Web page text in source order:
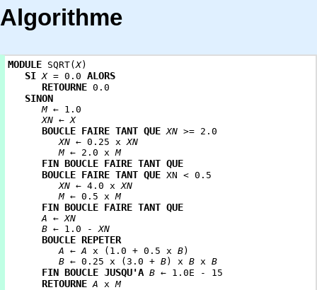
Algorithme
MODULE SQRT(X)
SI X= 0.0 ALORS
RETOURNE 0.0
SINON
M← 1.0
XN ←X
BOUCLE FAIRE TANT QUE XN >= 2.0
XN ← 0.25 xXN
M← 2.0 xM
FIN BOUCLE FAIRE TANT QUE
BOUCLE FAIRE TANT QUE XN < 0.5
XN ← 4.0 xXN
M← 0.5 xM
FIN BOUCLE FAIRE TANT QUE
A ←XN
B ← 1.0 -XN
BOUCLE REPETER
A ←A x (1.0 + 0.5 x B)
B ← 0.25 x (3.0 + B) x B x B
FIN BOUCLE JUSQU'A B ← 1.0E - 15
RETOURNE A xM